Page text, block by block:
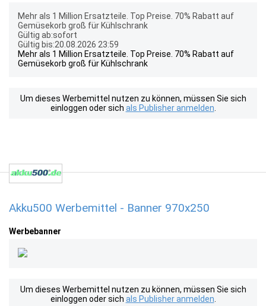
Mehr als 1 Million Ersatzteile. Top Preise. 70% Rabatt auf
Gemüsekorb groß für Kühlschrank
Gültig ab:sofort
Gültig bis:20.08.2026 23:59
Mehr als 1 Million Ersatzteile. Top Preise. 70% Rabatt auf
Gemüsekorb groß für Kühlschrank
Um dieses Werbemittel nutzen zu können, müssen Sie sich
einloggen oder sich als Publisher anmelden
Akku500 Werbemittel - Banner 970x250
Werbebanner
Um dieses Werbemittel nutzen zu können, müssen Sie sich
einloggen oder sich als Publisher anmelden